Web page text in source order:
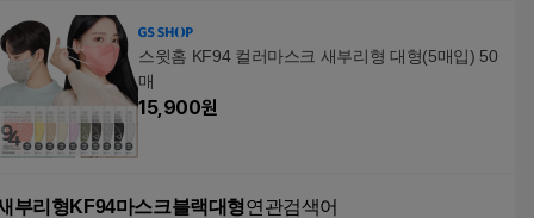
스윗홈 KF94 컬러마스크 새부리형 대형(5매입) 50
매
15,900원
부리형KF94마스크블랙대형연관검색어